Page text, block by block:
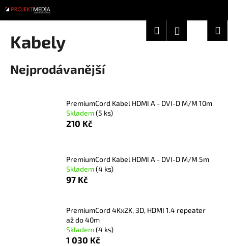
na
obsah
HledatPřihlášení
Kabely
Nejprodávanější
PremiumCord Kabel HDMI A - DVI-D M/M 10m
Skladem(5 ks)
210 Kč
PremiumCord Kabel HDMI A - DVI-D M/M 5m
Skladem(4 ks)
97 Kč
PremiumCord 4Kx2K, 3D, HDMI 1.4 repeater
až do 40m
Skladem(4 ks)
1 030 Kč
K
o
o